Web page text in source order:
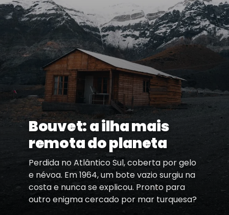
Bouvet: a ilha mais
remota do planeta
Perdida no Atlântico Sul, coberta por gelo
e névoa. Em 1964, um bote vazio surgiu na
costa e nunca se explicou. Pronto para
outro enigma cercado por mar turquesa?